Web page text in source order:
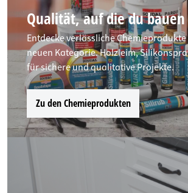
Qualität, auf die du
Entdecke verlässliche
neuen Kategorie. Holzleim,
für sichere und qualitative Projekte.
Zu den Chemieprodukten